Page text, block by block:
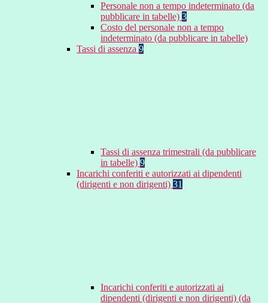
Personale non a tempo indeterminato (da
pubblicare in tabelle) 3
Costo del personale non a tempo
indeterminato (da pubblicare in tabelle)
Tassi di assenza 9
Tassi di assenza trimestrali (da pubblicare
in tabelle) 9
Incarichi conferiti e autorizzati ai dipendenti
(dirigenti e non dirigenti) 31
Incarichi conferiti e autorizzati ai
dipendenti (dirigenti e non dirigenti) (da